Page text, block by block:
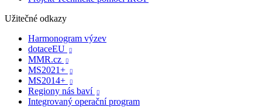
Užitečné odkazy
Harmonogram výzev
dotaceEU

MMR.cz 
MS2021+ 
MS2014+ 
Regiony nás baví 
Integrovaný operační program